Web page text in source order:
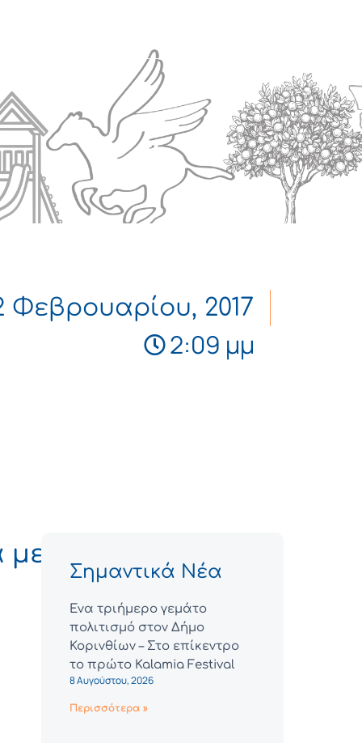
Φεβρουαρίου, 2017
2:09 μμ
με
Σημαντικά Νέα
Ένα τριήμερο γεμάτο
πολιτισμό στον Δήμο
Κορινθίων – Στο επίκεντρο
το πρώτο Kalamia Festival
8 Αυγούστου, 2026
Περισσότερα »